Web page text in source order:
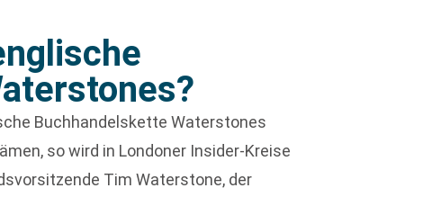
Buchhandelskette Waterstones
so wird in Londoner Insider-Kreise
Tim Waterstone, der